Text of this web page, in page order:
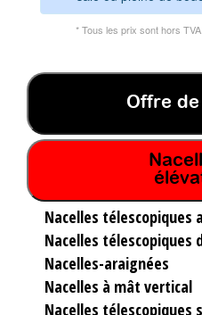
* Tous les prix sont hors TVA.
Offre
Nacelles télescopiques
Nacelles télescopiques
Nacelles-araignées
Nacelles à mât vertical
Nacelles télescopiques